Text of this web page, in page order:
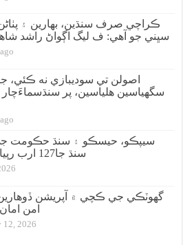
ڪراچي صرف سنڌين، بهارين ۽ پٺاڻن
سڀني جو آهي: ف ليگ اڳواڻ راشد
سگهياسين هلياسين، پر سنڌسماءَچار
سيپڪو، حيسڪو ۽ سنڌ حڪومت جي
سنڌ جا127 ارب رپيا ٻڏي ويا؟
گهوٽڪي جي ڪچي ۾ آپريشن
امن
12, 2026